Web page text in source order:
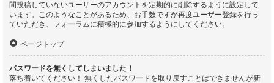
間投稿していないユーザーのアカウントを定期的に削除するように設定して
います。このようなことがあるため、お手数ですが再度ユーザー登録を行っ
ていただき、フォーラムに積極的に参加するようにしてください。
ページトップ
パスワードを無くしてしまいました！
落ち着いてください！ 無くしたパスワードを取り戻すことはできませんが新